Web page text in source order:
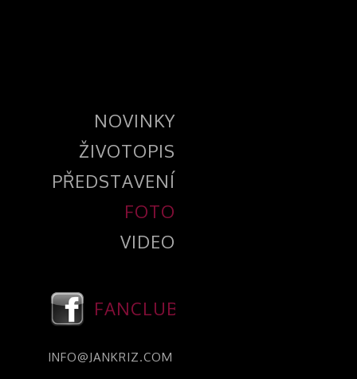
NOVINKY
ŽIVOTOPIS
PŘEDSTAVENÍ
FOTO
VIDEO
FANCLUB
INFO@JANKRIZ.COM